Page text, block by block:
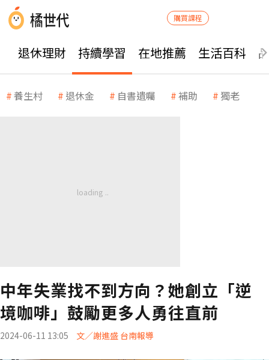
購買課程
退休理財 持續學習 在地推薦 生活百科
養生村 退休金 自書遺囑 補助 獨老
中年失業找不到方向？她創立「逆
境咖啡」鼓勵更多人勇往直前
2024-06-11 13:05 文／謝進盛 台南報導